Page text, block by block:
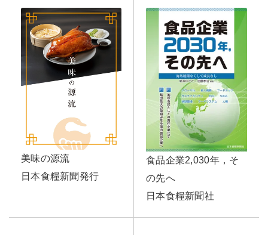
美味の源流
日本食糧新聞発行
食品企業2,030年，そ
の先へ
日本食糧新聞社